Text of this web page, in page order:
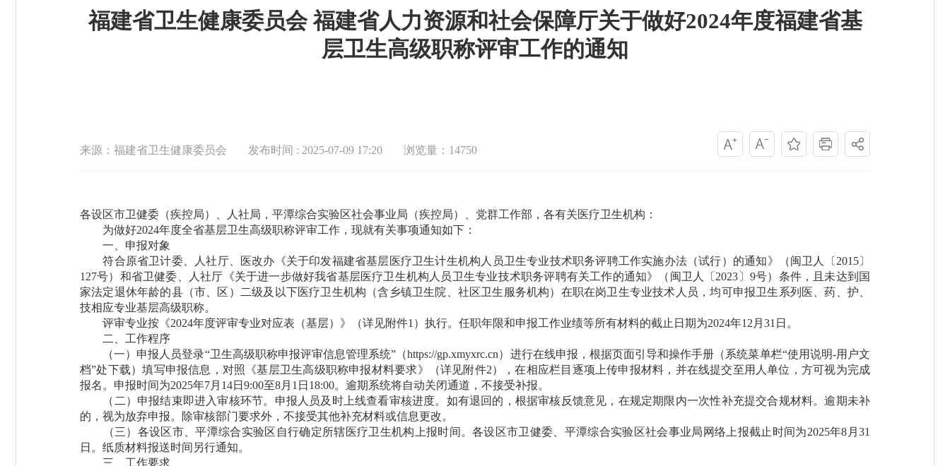
福建省卫生健康委员会 福建省人力资源和社会保障厅关于做好2024年度福建省基
层卫生高级职称评审工作的通知
来源：福建省卫生健康委员会 发布时间 : 2025-07-09 17:20 浏览量：14750
各设区市卫健委（疾控局）、人社局，平潭综合实验区社会事业局（疾控局）、党群工作部，各有关医疗卫生机构：
为做好2024年度全省基层卫生高级职称评审工作，现就有关事项通知如下：
一、申报对象
符合原省卫计委、人社厅、医改办《关于印发福建省基层医疗卫生计生机构人员卫生专业技术职务评聘工作实施办法（试行）的通知》（闽卫人〔2015〕
127号）和省卫健委、人社厅《关于进一步做好我省基层医疗卫生机构人员卫生专业技术职务评聘有关工作的通知》（闽卫人〔2023〕9号）条件，且未达到国
家法定退休年龄的县（市、区）二级及以下医疗卫生机构（含乡镇卫生院、社区卫生服务机构）在职在岗卫生专业技术人员，均可申报卫生系列医、药、护、
技相应专业基层高级职称。
评审专业按《2024年度评审专业对应表（基层）》（详见附件1）执行。任职年限和申报工作业绩等所有材料的截止日期为2024年12月31日。
二、工作程序
（一）申报人员登录“卫生高级职称申报评审信息管理系统”（https://gp.xmyxrc.cn）进行在线申报，根据页面引导和操作手册（系统菜单栏“使用说明-用户文
档”处下载）填写申报信息，对照《基层卫生高级职称申报材料要求》（详见附件2），在相应栏目逐项上传申报材料，并在线提交至用人单位，方可视为完成
报名。申报时间为2025年7月14日9:00至8月1日18:00。逾期系统将自动关闭通道，不接受补报。
（二）申报结束即进入审核环节。申报人员及时上线查看审核进度。如有退回的，根据审核反馈意见，在规定期限内一次性补充提交合规材料。逾期未补
的，视为放弃申报。除审核部门要求外，不接受其他补充材料或信息更改。
（三）各设区市、平潭综合实验区自行确定所辖医疗卫生机构上报时间。各设区市卫健委、平潭综合实验区社会事业局网络上报截止时间为2025年8月31
日。纸质材料报送时间另行通知。
三、工作要求